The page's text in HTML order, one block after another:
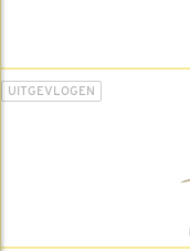
UITGEVLOGEN